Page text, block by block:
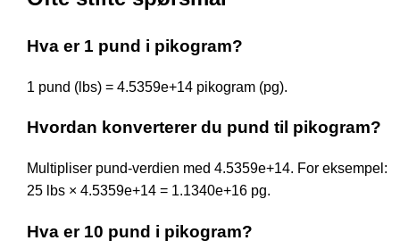
Hva er 1 pund i pikogram?
1 pund (lbs) = 4.5359e+14 pikogram (pg).
Hvordan konverterer du pund til pikogram?
Multipliser pund-verdien med 4.5359e+14. For eksempel:
25 lbs × 4.5359e+14 = 1.1340e+16 pg.
Hva er 10 pund i pikogram?